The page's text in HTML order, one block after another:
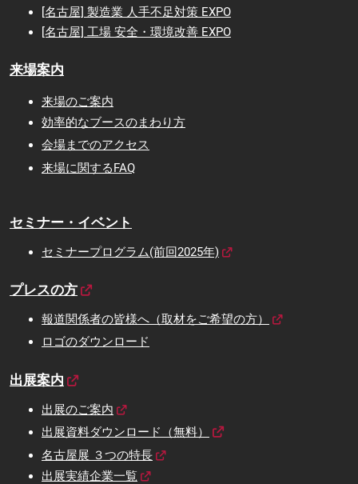
[名古屋] 製造業 人手不足対策 EXPO
[名古屋] 工場 安全・環境改善 EXPO
来場案内
来場のご案内
効率的なブースのまわり方
会場までのアクセス
来場に関するFAQ
セミナー・イベント
セミナープログラム(前回2025年)
プレスの方
報道関係者の皆様へ（取材をご希望の方）
ロゴのダウンロード
出展案内
出展のご案内
出展資料ダウンロード（無料）
名古屋展 ３つの特長
出展実績企業一覧